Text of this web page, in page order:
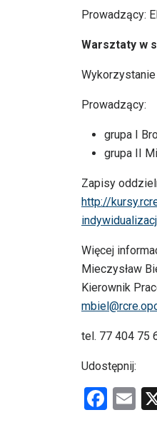
Prowadzący:
Warsztaty w
Prowadzący:
grupa I
grupa II
Zapisy
http://
Więcej
Mieczysław
Kierownik
tel. 77 404 75
Udostępnij:
F
E